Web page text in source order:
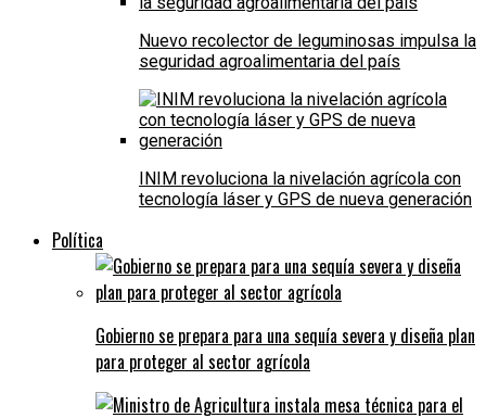
Nuevo recolector de leguminosas impulsa la
seguridad agroalimentaria del país
INIM revoluciona la nivelación agrícola con
tecnología láser y GPS de nueva generación
Política
Gobierno se prepara para una sequía severa y diseña plan
para proteger al sector agrícola